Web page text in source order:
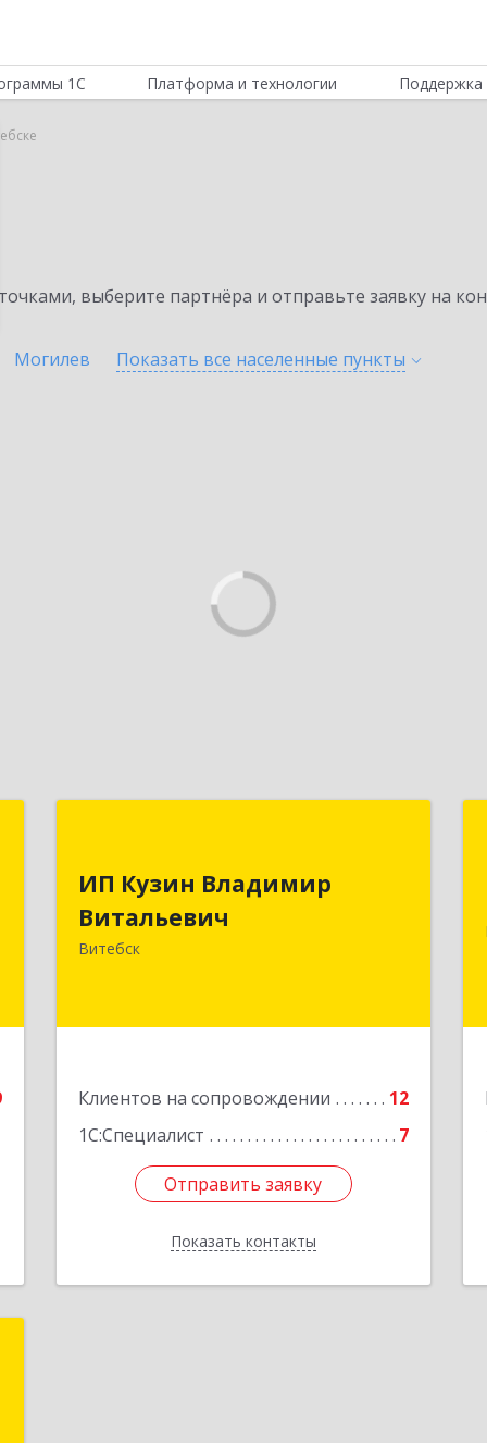
1С Платформа и технологии Поддержка
выберите партнёра и отправьте заявку на
Могилев Показать все населенные пункты
ИП Кузин Владимир
Витальевич
Витебск
Клиентов на сопровождении
12
1С:Специалист
7
Отправить заявку
Показать контакты
Беларусь, 210001, г.Витебск, ул.
Отправить заявку
Назад